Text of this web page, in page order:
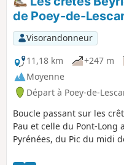
de Poey-de-
Visorandonneur
11,18 km
+247 m
Moyenne
Départ à Poey-de-
Boucle passant sur les
Pau et celle du Pont-Long
Pyrénées, du Pic du midi